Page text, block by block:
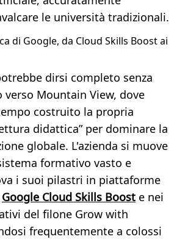
le università tradizionali.
di Google, da Cloud Skills Boost ai
dirsi completo senza
Mountain View, dove
costruito la propria
didattica” per dominare la
globale. L'azienda si muove
formativo vasto e
i suoi pilastri in piattaforme
Google Cloud Skills Boost e nei
del filone Grow with
frequentemente a colossi